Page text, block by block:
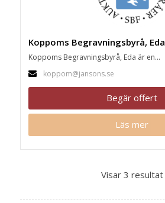
Koppoms Begravningsbyrå, Eda
Koppoms Begravningsbyrå, Eda är en...
koppom@jansons.se
Begär offert
Läs mer
Visar 3 resultat